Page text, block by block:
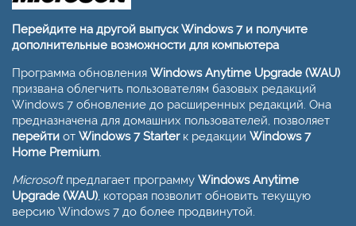
Перейдите на другой выпуск Windows 7 и получите
дополнительные возможности для компьютера
Программа обновления Windows Anytime Upgrade (WAU)
призвана облегчить пользователям базовых редакций
Windows 7 обновление до расширенных редакций. Она
предназначена для домашних пользователей, позволяет
перейти от Windows 7 Starterк редакции Windows 7
Home Premium.
Microsoftпредлагает программу Windows Anytime
Upgrade (WAU), которая позволит обновить текущую
версию Windows 7 до более продвинутой.